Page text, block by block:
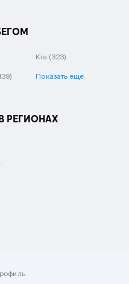
Kia (323)
Показать еще
РЕГИОНАХ